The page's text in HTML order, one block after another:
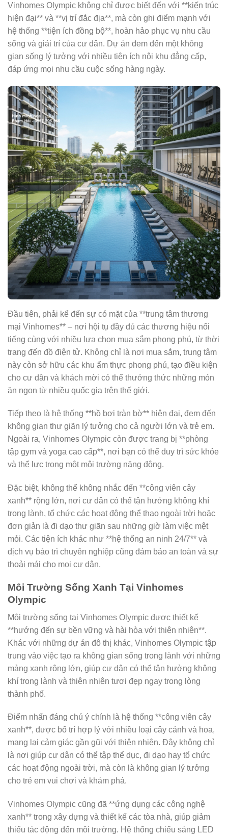
Vinhomes Olympic không chỉ được biết đến với **kiến trúc
hiện đại** và **vị trí đắc địa**, mà còn ghi điểm mạnh với
hệ thống **tiện ích đồng bộ**, hoàn hảo phục vụ nhu cầu
sống và giải trí của cư dân. Dự án đem đến một không
gian sống lý tưởng với nhiều tiện ích nội khu đẳng cấp,
đáp ứng mọi nhu cầu cuộc sống hàng ngày.
Đầu tiên, phải kể đến sự có mặt của **trung tâm thương
mại Vinhomes** – nơi hội tụ đầy đủ các thương hiệu nổi
tiếng cùng với nhiều lựa chọn mua sắm phong phú, từ thời
trang đến đồ điện tử. Không chỉ là nơi mua sắm, trung tâm
này còn sở hữu các khu ẩm thực phong phú, tạo điều kiện
cho cư dân và khách mời có thể thưởng thức những món
ăn ngon từ nhiều quốc gia trên thế giới.
Tiếp theo là hệ thống **hồ bơi tràn bờ** hiện đại, đem đến
không gian thư giãn lý tưởng cho cả người lớn và trẻ em.
Ngoài ra, Vinhomes Olympic còn được trang bị **phòng
tập gym và yoga cao cấp**, nơi bạn có thể duy trì sức khỏe
và thể lực trong một môi trường năng động.
Đặc biệt, không thể không nhắc đến **công viên cây
xanh** rộng lớn, nơi cư dân có thể tận hưởng không khí
trong lành, tổ chức các hoạt động thể thao ngoài trời hoặc
đơn giản là đi dạo thư giãn sau những giờ làm việc mệt
mỏi. Các tiện ích khác như **hệ thống an ninh 24/7** và
dịch vụ bảo trì chuyên nghiệp cũng đảm bảo an toàn và sự
thoải mái cho mọi cư dân.
Môi Trường Sống Xanh Tại Vinhomes
Olympic
Môi trường sống tại Vinhomes Olympic được thiết kế
**hướng đến sự bền vững và hài hòa với thiên nhiên**.
Khác với những dự án đô thị khác, Vinhomes Olympic tập
trung vào việc tạo ra không gian sống trong lành với những
mảng xanh rộng lớn, giúp cư dân có thể tận hưởng không
khí trong lành và thiên nhiên tươi đẹp ngay trong lòng
thành phố.
Điểm nhấn đáng chú ý chính là hệ thống **công viên cây
xanh**, được bố trí hợp lý với nhiều loại cây cảnh và hoa,
mang lại cảm giác gần gũi với thiên nhiên. Đây không chỉ
là nơi giúp cư dân có thể tập thể dục, đi dạo hay tổ chức
các hoạt động ngoài trời, mà còn là không gian lý tưởng
cho trẻ em vui chơi và khám phá.
Vinhomes Olympic cũng đã **ứng dụng các công nghệ
xanh** trong xây dựng và thiết kế các tòa nhà, giúp giảm
thiểu tác động đến môi trường. Hệ thống chiếu sáng LED